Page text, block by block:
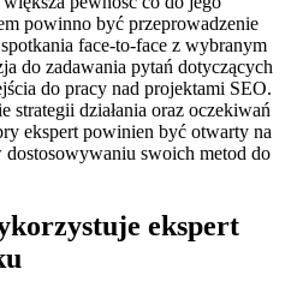
powinno być przeprowadzenie
face-to-face z wybranym
do zadawania pytań dotyczących
do pracy nad projektami SEO.
strategii działania oraz oczekiwań
ekspert powinien być otwarty na
dostosowywaniu swoich metod do
ekspert